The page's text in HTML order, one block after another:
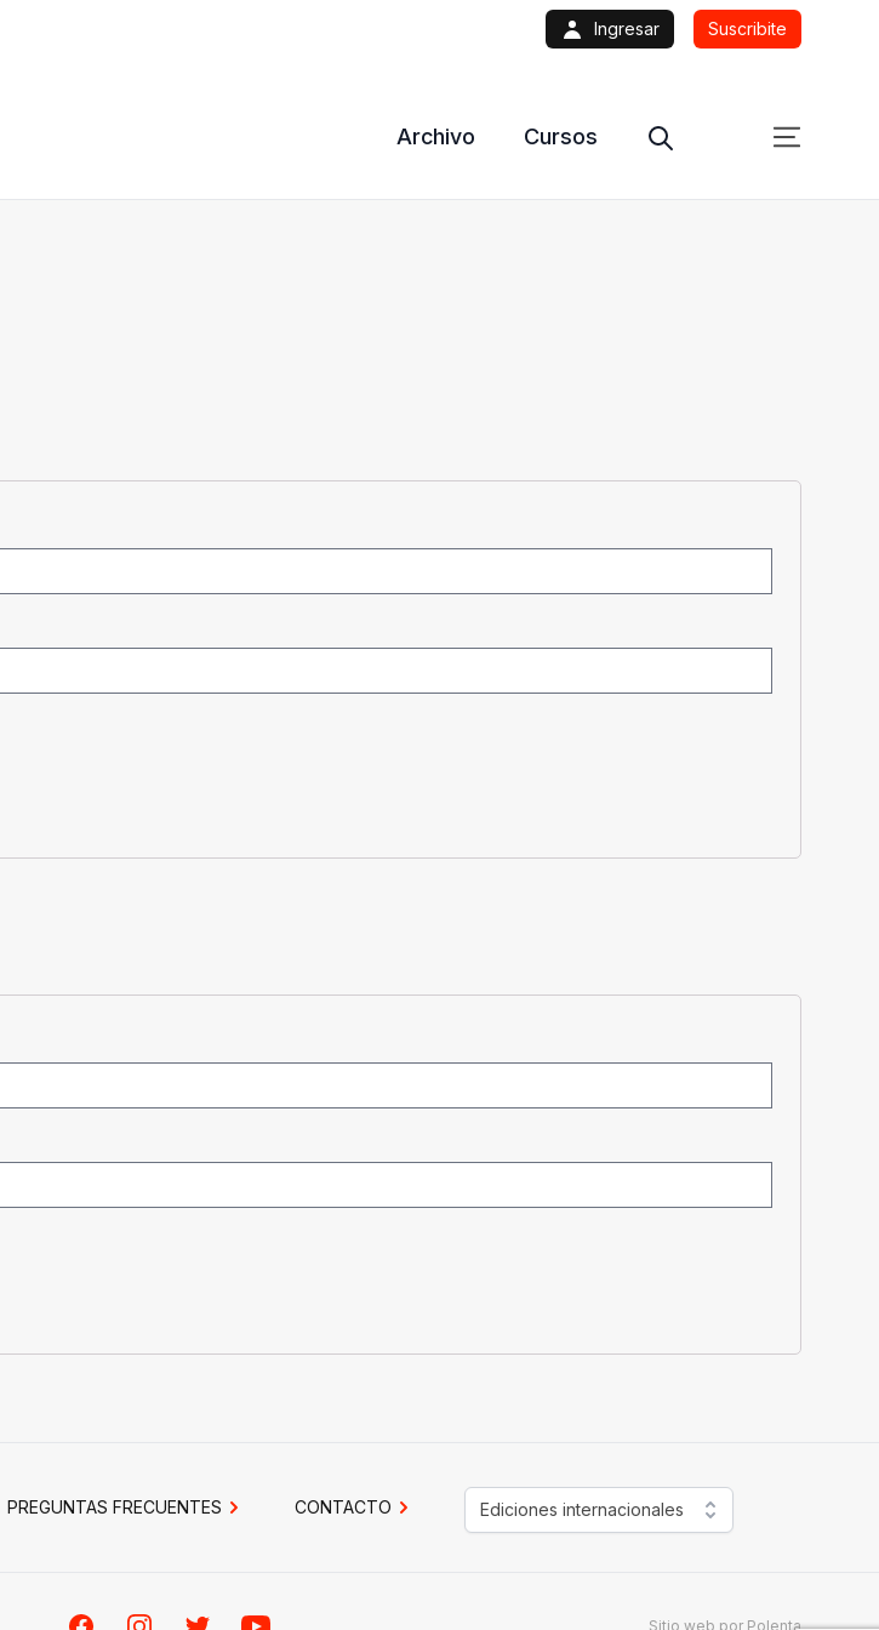
Ingresar Suscribite
Archivo Cursos
PREGUNTAS FRECUENTES CONTACTO Ediciones internacionales
Sitio web por Polenta